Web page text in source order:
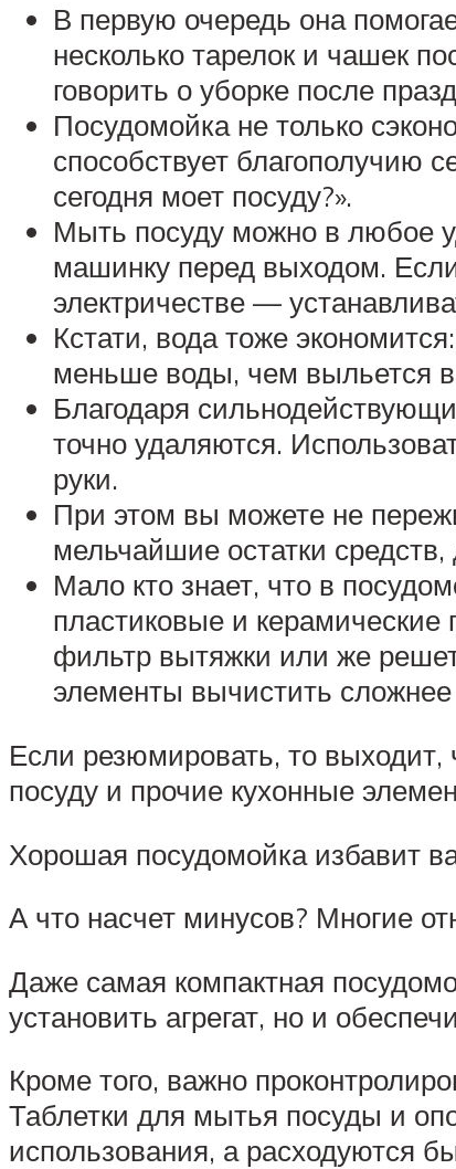
В первую очередь она
несколько тарелок и чашек
говорить о уборке после
Посудомойка не только
способствует благополучию
сегодня моет посуду?».
Мыть посуду можно в любое
машинку перед выходом.
электричестве —
Кстати, вода тоже
меньше воды, чем выльется
Благодаря
точно удаляются.
руки.
При этом вы можете не
мельчайшие остатки
Мало кто знает, что в
пластиковые и
фильтр вытяжки или же
элементы вычистить
Если резюмировать, то
посуду и прочие кухонные
Хорошая посудомойка избавит
А что насчет минусов? Многие
Даже самая компактная
установить агрегат, но и
Кроме того, важно
Таблетки для мытья посуды и
использования, а расходуются